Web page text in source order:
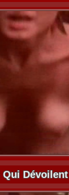
Qui Dévoilent